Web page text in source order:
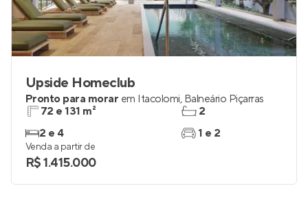
Upside Homeclub
Pronto para morar em Itacolomi, Balneário Piçarras
72 e 131 m²
2 e 4
2
1 e 2
Venda a partir de
R$ 1.415.000